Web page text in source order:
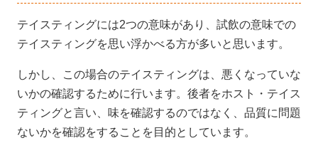
テイスティングには2つの意味があり、試飲の意味での
テイスティングを思い浮かべる方が多いと思います。
しかし、この場合のテイスティングは、悪くなっていな
いかの確認するために行います。後者をホスト・テイス
ティングと言い、味を確認するのではなく、品質に問題
ないかを確認をすることを目的としています。